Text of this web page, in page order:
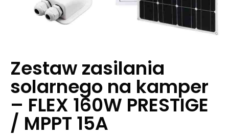
Zestaw zasilania
solarnego na kamper
– FLEX 160W PRESTIGE
/ MPPT 15A